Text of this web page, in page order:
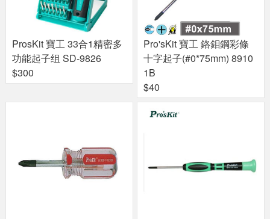
ProsKit 寶工 33合1精密多
功能起子组 SD-9826
$300
Pro'sKit 寶工 鉻鉬鋼彩條
十字起子(#0*75mm) 8910
1B
$40